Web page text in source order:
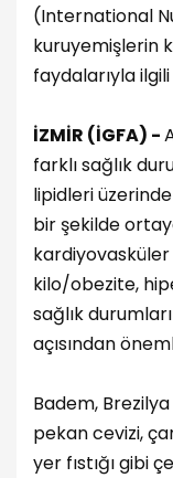
(International
kuruyemişlerin
faydalarıyla
İZMİR (İGFA) -
farklı sağlık
lipidleri
bir şekilde
kardiyovasküler
kilo/obezite,
sağlık
açısından
Badem, Brezilya
pekan cevizi,
yer fıstığı gibi